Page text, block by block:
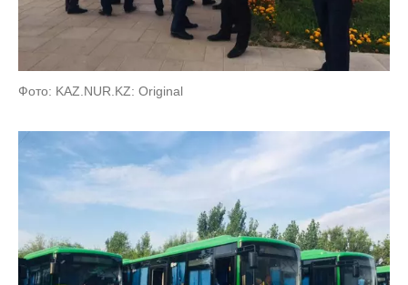
Фото: KAZ.NUR.KZ: Original